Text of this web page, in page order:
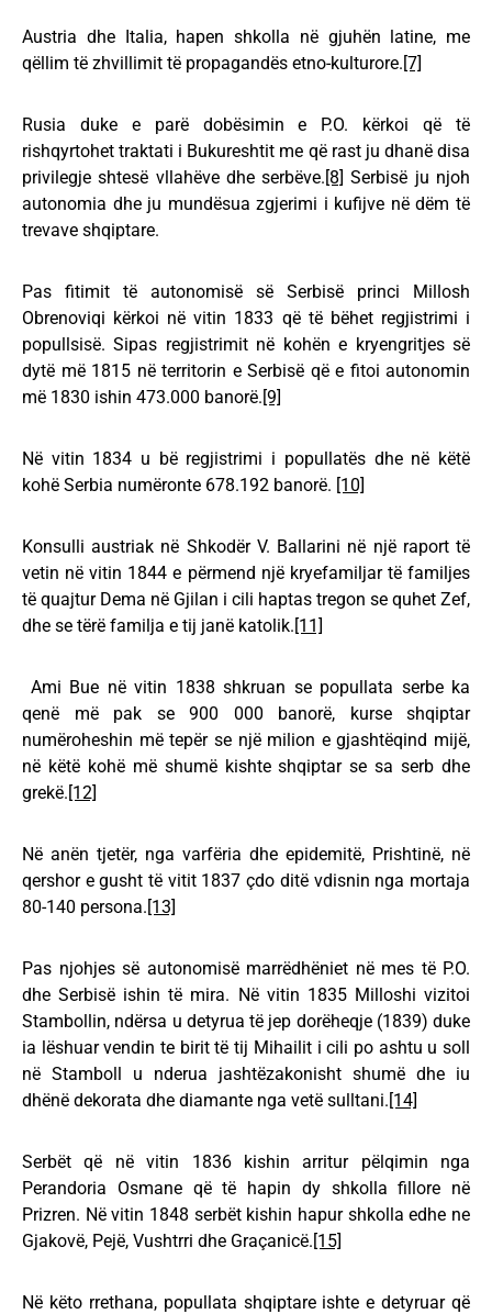
Austria dhe Italia, hapen shkolla në gjuhën latine, me
qëllim të zhvillimit të propagandës etno-kulturore.[7]
Rusia duke e parë dobësimin e P.O. kërkoi që të
rishqyrtohet traktati i Bukureshtit me që rast ju dhanë disa
privilegje shtesë vllahëve dhe serbëve.[8] Serbisë ju njoh
autonomia dhe ju mundësua zgjerimi i kufijve në dëm të
trevave shqiptare.
Pas fitimit të autonomisë së Serbisë princi Millosh
Obrenoviqi kërkoi në vitin 1833 që të bëhet regjistrimi i
popullsisë. Sipas regjistrimit në kohën e kryengritjes së
dytë më 1815 në territorin e Serbisë që e fitoi autonomin
më 1830 ishin 473.000 banorë.[9]
Në vitin 1834 u bë regjistrimi i popullatës dhe në këtë
kohë Serbia numëronte 678.192 banorë. [10]
Konsulli austriak në Shkodër V. Ballarini në një raport të
vetin në vitin 1844 e përmend një kryefamiljar të familjes
të quajtur Dema në Gjilan i cili haptas tregon se quhet Zef,
dhe se tërë familja e tij janë katolik.[11]
Ami Bue në vitin 1838 shkruan se popullata serbe ka
qenë më pak se 900 000 banorë, kurse shqiptar
numëroheshin më tepër se një milion e gjashtëqind mijë,
në këtë kohë më shumë kishte shqiptar se sa serb dhe
grekë.[12]
Në anën tjetër, nga varfëria dhe epidemitë, Prishtinë, në
qershor e gusht të vitit 1837 çdo ditë vdisnin nga mortaja
80-140 persona.[13]
Pas njohjes së autonomisë marrëdhëniet në mes të P.O.
dhe Serbisë ishin të mira. Në vitin 1835 Milloshi vizitoi
Stambollin, ndërsa u detyrua të jep dorëheqje (1839) duke
ia lëshuar vendin te birit të tij Mihailit i cili po ashtu u soll
në Stamboll u nderua jashtëzakonisht shumë dhe iu
dhënë dekorata dhe diamante nga vetë sulltani.[14]
Serbët që në vitin 1836 kishin arritur pëlqimin nga
Perandoria Osmane që të hapin dy shkolla fillore në
Prizren. Në vitin 1848 serbët kishin hapur shkolla edhe ne
Gjakovë, Pejë, Vushtrri dhe Graçanicë.[15]
Në këto rrethana, popullata shqiptare ishte e detyruar që